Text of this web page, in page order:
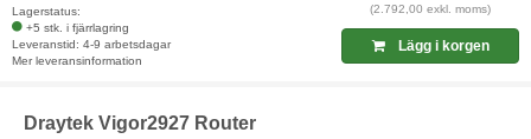
Lagerstatus:
+5 stk. i fjärrlagring
Leveranstid: 4-9 arbetsdagar
Mer leveransinformation
(2.792,00 exkl. moms)
Lägg i korgen
Draytek Vigor2927 Router